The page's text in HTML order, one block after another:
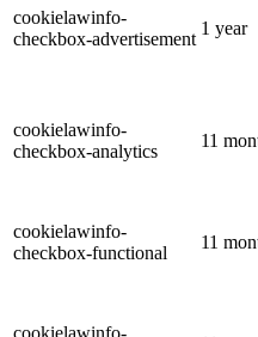
cookielawinfo-
checkbox-advertisement
1 year
cookielawinfo-
checkbox-analytics
11
cookielawinfo-
checkbox-functional
11
cookielawinfo-